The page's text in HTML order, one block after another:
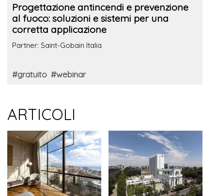
Progettazione antincendi e prevenzione
al fuoco: soluzioni e sistemi per una
corretta applicazione
Partner: Saint-Gobain Italia
#gratuito #webinar
ARTICOLI